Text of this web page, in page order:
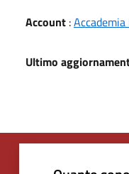
Account :
Ultimo